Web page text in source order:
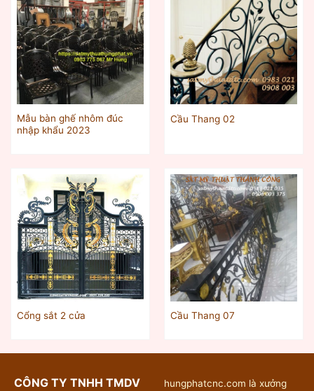
Mẫu bàn ghế nhôm đúc
nhập khẩu 2023
Cầu Thang 02
Cổng sắt 2 cửa Cầu Thang 07
CÔNG TY TNHH TMDV
hungphatcnc.com là xưởng